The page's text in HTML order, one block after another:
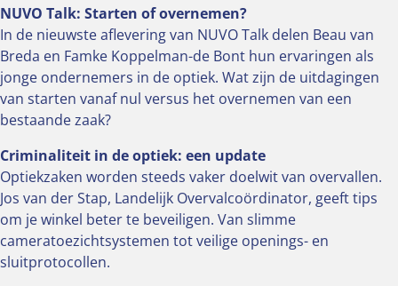
NUVO Talk: Starten of overnemen?
In de nieuwste aflevering van NUVO Talk delen Beau van
Breda en Famke Koppelman-de Bont hun ervaringen als
jonge ondernemers in de optiek. Wat zijn de uitdagingen
van starten vanaf nul versus het overnemen van een
bestaande zaak?
Criminaliteit in de optiek: een update
Optiekzaken worden steeds vaker doelwit van overvallen.
Jos van der Stap, Landelijk Overvalcoördinator, geeft tips
om je winkel beter te beveiligen. Van slimme
cameratoezichtsystemen tot veilige openings- en
sluitprotocollen.